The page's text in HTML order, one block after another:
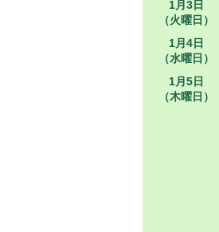
1月3日
（火曜日）
1月4日
（水曜日）
1月5日
（木曜日）